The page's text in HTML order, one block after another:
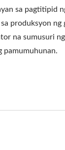
sa pagtitipid
produksyon
na sumusuri
pamumuhunan.